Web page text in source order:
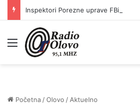
Meni
Početna /Olovo / Aktuelno